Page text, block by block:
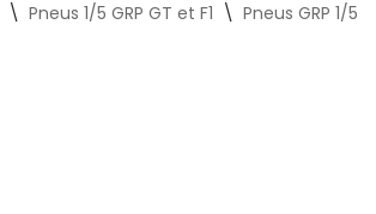
\ Pneus 1/5 GRP GT et F1 \ Pneus GRP 1/